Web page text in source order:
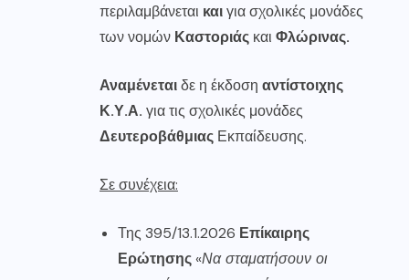
περιλαμβάνεται καιγια σχολικές μονάδες
των νομών Καστοριάς και Φλώρινας.
Αναμένεταιδε η έκδοση αντίστοιχης
Κ.Υ.Α. για τις σχολικές μονάδες
Δευτεροβάθμιας Εκπαίδευσης.
Σε συνέχεια:
Της 395/13.1.2026 Επίκαιρης
Ερώτησης«Να σταματήσουν οι